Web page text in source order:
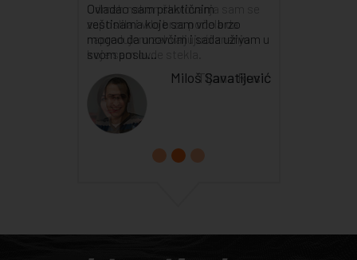
Odmah nakon školovanja sam se
zaposlila i vrlo brzo počela da
napredujem zahvaljujući znanju
koje sam ovde stekla.
Tijana Rusić